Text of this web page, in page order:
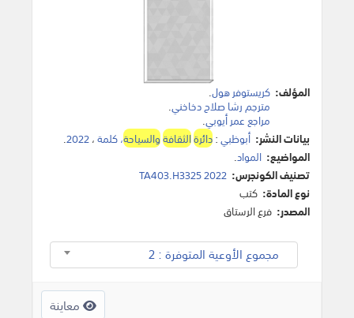
المؤلف: كريستوفر هول.
مترجم رشا صلاح دخاخني.
مراجع عمر أيوبي.
بيانات النشر: أبوظبي:دائرةالثقافةوالسياحة، كلمة،2022
.
المواضيع: المواد.
تصنيف الكونجرس: TA403.H3325 2022
نوع المادة: كتب
المصدر: فرع الرستاق
مجموع الأوعية المتوفرة : 2
معاينة